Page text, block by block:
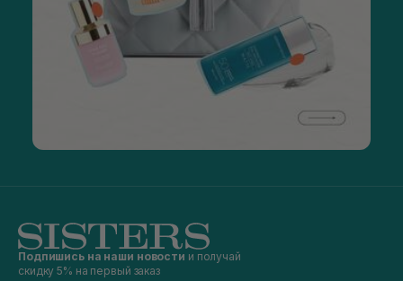
Подпишись на наши новости и получай
скидку 5% на первый заказ